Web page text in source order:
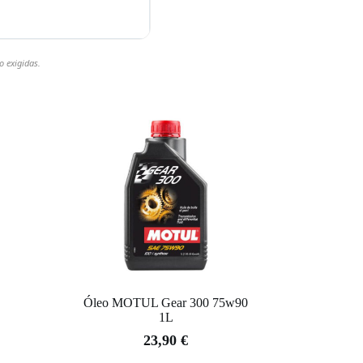
exigidas.
Óleo MOTUL Gear 300 75w90
1L
23,90€